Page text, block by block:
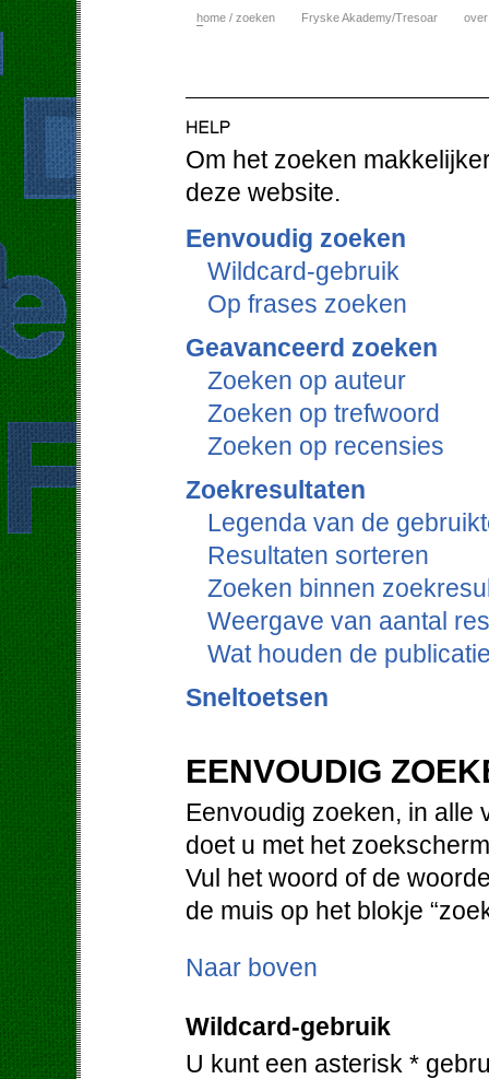
home / zoeken Fryske Akademy/Tresoar
Om het zoeken
deze website.
Eenvoudig zoeken
Wildcard-gebruik
Op frases zoeken
Geavanceerd zoeken
Zoeken op auteur
Zoeken op trefwoord
Zoeken op recensies
Zoekresultaten
Legenda van de
Resultaten sorteren
Zoeken binnen
Weergave van aantal
Wat houden de
Sneltoetsen
EENVOUDIG
Eenvoudig zoeken, in alle
doet u met het
Vul het woord of de
de muis op het blokje
Naar boven
Wildcard-gebruik
U kunt een asterisk *